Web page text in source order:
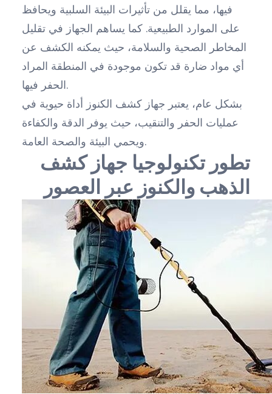
فيها، مما يقلل من تأثيرات البيئة السلبية ويحافظ
على الموارد الطبيعية. كما يساهم الجهاز في تقليل
المخاطر الصحية والسلامة، حيث يمكنه الكشف عن
أي مواد ضارة قد تكون موجودة في المنطقة المراد
الحفر فيها.
بشكل عام، يعتبر جهاز كشف الكنوز أداة حيوية في
عمليات الحفر والتنقيب، حيث يوفر الدقة والكفاءة
ويحمي البيئة والصحة العامة.
تطور تكنولوجيا جهاز كشف
الذهب والكنوز عبر العصور